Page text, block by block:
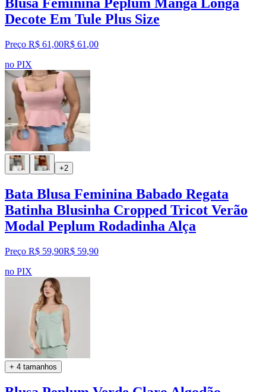
Decote Em Tule Plus Size
Preço R$ 61,00R$ 61 ,00
no PIX
+2
Bata Blusa Feminina Babado Regata
Batinha Blusinha Cropped Tricot Verão
Modal Peplum Rodadinha Alça
Preço R$ 59,90R$ 59,90
no PIX
+ 4 tamanhos